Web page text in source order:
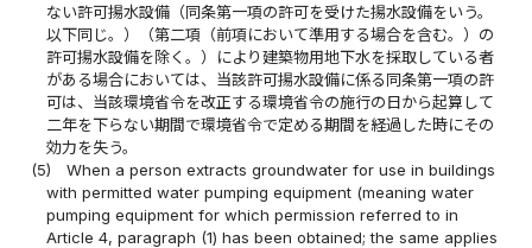
ない許可揚水設備（同条第一項の許可を受けた揚水設備をいう。
以下同じ。）（第二項（前項において準用する場合を含む。）の
許可揚水設備を除く。）により建築物用地下水を採取している者
がある場合においては、当該許可揚水設備に係る同条第一項の許
可は、当該環境省令を改正する環境省令の施行の日から起算して
二年を下らない期間で環境省令で定める期間を経過した時にその
効力を失う。
(5)
When a person extracts groundwater for use in buildings
with permitted water pumping equipment (meaning water
pumping equipment for which permission referred to in
Article 4, paragraph (1) has been obtained; the same applies